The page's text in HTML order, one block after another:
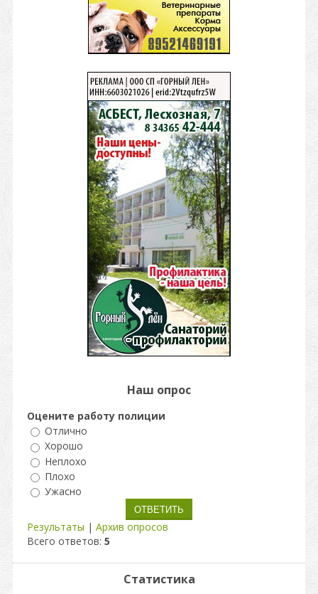
Наш опрос
Оцените работу полиции
Отлично
Хорошо
Неплохо
Плохо
Ужасно
Результаты | Архив опросов
Всего ответов: 5
Статистика